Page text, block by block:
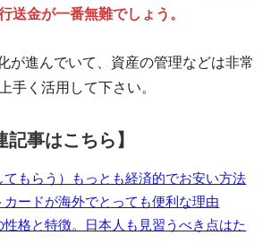
送金が一番無難でしょう。
が進んでいて、資産の管理などは非常
手く活用して下さい。
記事はこちら】
もらう）もっとも経済的でお安い方法
ードが海外でとっても便利な理由
格と特徴。日本人も見習うべき点はた